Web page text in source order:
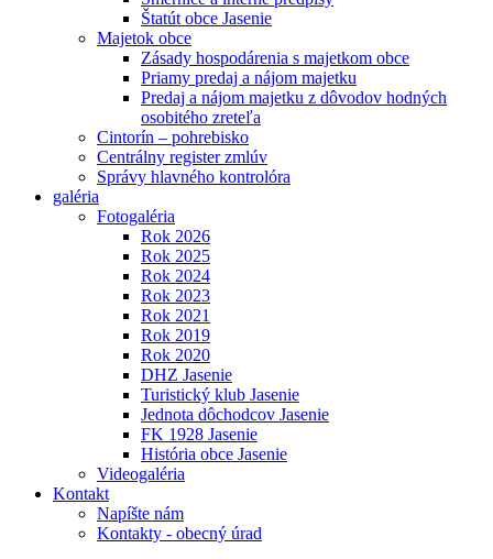
Štatút obce Jasenie
Majetok obce
Zásady hospodárenia s majetkom obce
Priamy predaj a nájom majetku
Predaj a nájom majetku z dôvodov hodných
osobitého zreteľa
Cintorín – pohrebisko
Centrálny register zmlúv
Správy hlavného kontrolóra
galéria
Fotogaléria
Rok 2026
Rok 2025
Rok 2024
Rok 2023
Rok 2021
Rok 2019
Rok 2020
DHZ Jasenie
Turistický klub Jasenie
Jednota dôchodcov Jasenie
FK 1928 Jasenie
História obce Jasenie
Videogaléria
Kontakt
Napíšte nám
Kontakty - obecný úrad